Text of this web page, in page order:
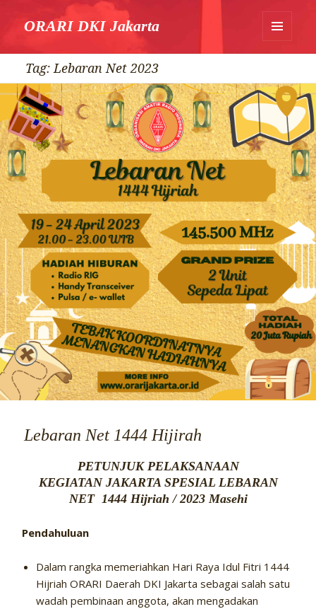
ORARI DKI Jakarta
WIDGET
Tag: Lebaran Net 2023
Lebaran Net 1444 Hijirah
PETUNJUK PELAKSANAAN
KEGIATAN JAKARTA SPESIAL LEBARAN
NET 1444 Hijriah / 2023 Masehi
Pendahuluan
Dalam rangka memeriahkan Hari Raya Idul Fitri 1444
Hijriah ORARI Daerah DKI Jakarta sebagai salah satu
wadah pembinaan anggota, akan mengadakan